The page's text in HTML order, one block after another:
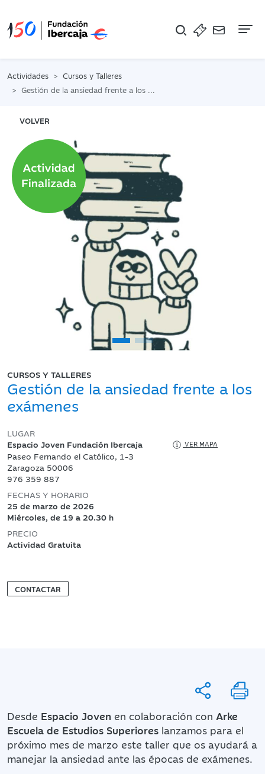
Actividades
Cursos y Talleres
Gestión de la ansiedad frente a los exámenes
VOLVER
CURSOS Y TALLERES
Gestión de la ansiedad frente a los
exámenes
LUGAR
Espacio Joven Fundación Ibercaja
VER MAPA
Paseo Fernando el Católico, 1-3
Zaragoza 50006
976 359 887
FECHAS Y HORARIO
25 de marzo de 2026
Miércoles, de 19 a 20.30 h
PRECIO
Actividad Gratuita
CONTACTAR
Desde Espacio Joven en colaboración con Arke
Escuela de Estudios Superiores lanzamos para el
próximo mes de marzo este taller que os ayudará a
manejar la ansiedad ante las épocas de exámenes.